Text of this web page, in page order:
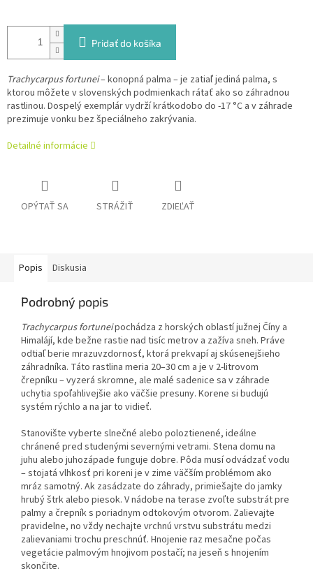
Pridať do košíka
Trachycarpus fortunei– konopná palma – je zatiaľ jediná palma, s
ktorou môžete v slovenských podmienkach rátať ako so záhradnou
rastlinou. Dospelý exemplár vydrží krátkodobo do -17 °C a v záhrade
prezimuje vonku bez špeciálneho zakrývania.
Detailné informácie
OPÝTAŤ SA STRÁŽIŤ ZDIEĽAŤ
Popis Diskusia
Podrobný popis
Trachycarpus fortuneipochádza z horských oblastí južnej Číny a
Himalájí, kde bežne rastie nad tisíc metrov a zažíva sneh. Práve
odtiaľ berie mrazuvzdornosť, ktorá prekvapí aj skúsenejšieho
záhradníka. Táto rastlina meria 20–30 cm a je v 2-litrovom
črepníku – vyzerá skromne, ale malé sadenice sa v záhrade
uchytia spoľahlivejšie ako väčšie presuny. Korene si budujú
systém rýchlo a na jar to vidieť.
Stanovište vyberte slnečné alebo poloztienené, ideálne
chránené pred studenými severnými vetrami. Stena domu na
juhu alebo juhozápade funguje dobre. Pôda musí odvádzať vodu
– stojatá vlhkosť pri koreni je v zime väčším problémom ako
mráz samotný. Ak zasádzate do záhrady, primiešajte do jamky
hrubý štrk alebo piesok. V nádobe na terase zvoľte substrát pre
palmy a črepník s poriadnym odtokovým otvorom. Zalievajte
pravidelne, no vždy nechajte vrchnú vrstvu substrátu medzi
zalievaniami trochu preschnúť. Hnojenie raz mesačne počas
vegetácie palmovým hnojivom postačí; na jeseň s hnojením
skončite.